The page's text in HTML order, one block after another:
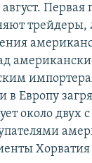
в Европу
около
Хорватия